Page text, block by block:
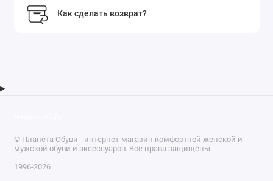
Как сделать возврат?
© Планета Обуви - интернет-магазин комфортной женской и
мужской обуви и аксессуаров. Все права защищены.
1996-2026